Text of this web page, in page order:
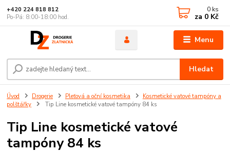
Menu
Hledat
+420 224 818 812
Po-Pá: 8:00-18:00 hod.
0 ks
za 0 Kč
Úvod Drogerie Pleťová a oční kosmetika
Kosmetické vatové tampóny a
polštářky
Tip Line kosmetické vatové tampóny 84 ks
Tip Line kosmetické vatové
tampóny 84 ks